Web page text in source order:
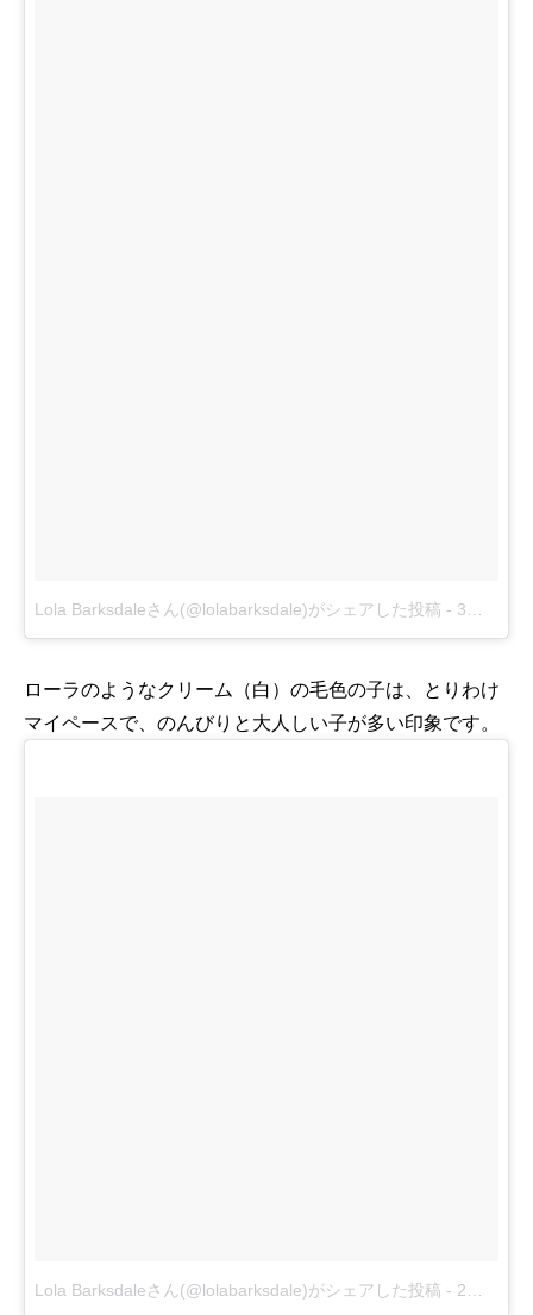
Lola Barksdaleさん(@lolabarksdale)がシェアした投稿 - 3月 7, 2018 at 6:11午後 PST
ローラのようなクリーム（白）の毛色の子は、とりわけ
マイペースで、のんびりと大人しい子が多い印象です。
Lola Barksdaleさん(@lolabarksdale)がシェアした投稿 - 2月 4, 2018 at 7:24午後 PST